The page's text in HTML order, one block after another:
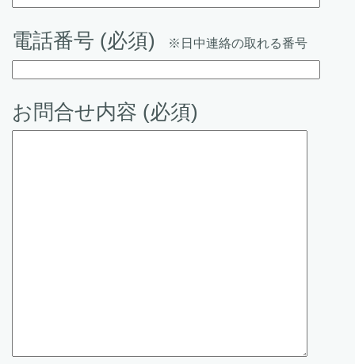
電話番号 (必須) ※日中連絡の取れる番号
お問合せ内容 (必須)